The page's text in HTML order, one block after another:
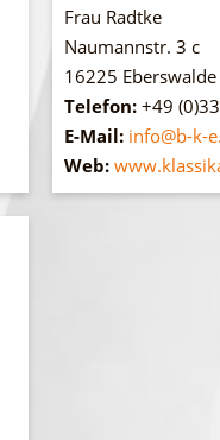
Frau Radtke
Naumannstr. 3 c
16225 Eberswalde
Telefon: +49
E-Mail: info@b-k-
Web: